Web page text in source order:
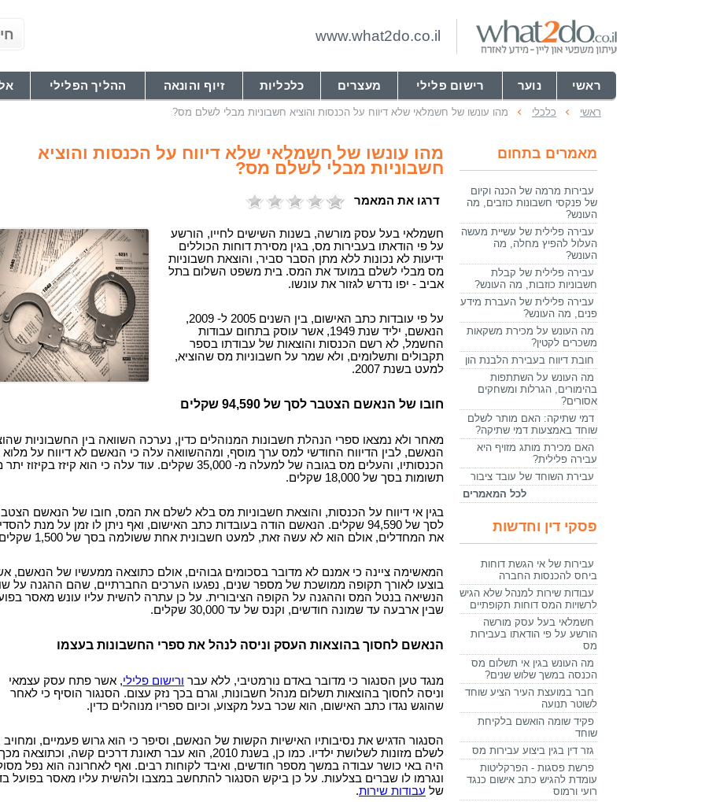
www.what2do.co.il
ראשי נוער רישום פלילי מעצרים כלכליות זיוף והונאה ההליך הפלילי
ראשי כלכלי מהו עונשו של חשמלאי שלא דיווח על הכנסות והוציא חשבוניות מבלי לשלם מס?
מהו עונשו של חשמלאי שלא דיווח על הכנסות והוציא
חשבוניות מבלי לשלם מס?
דרגו את המאמר
חשמלאי בעל עסק מורשה, בשנות השישים לחייו, הורשע
על פי הודאתו בעבירות מס, בגין מסירת דוחות הכוללים
ידיעות לא נכונות ללא מתן הסבר סביר, והוצאת חשבוניות
מס מבלי לשלם במועד את המס. בית משפט השלום בתל
אביב - יפו נדרש לגזור את עונשו.
על פי עובדות כתב האישום, בין השנים 2005 ל- 2009,
הנאשם, יליד שנת 1949, אשר עוסק בתחום עבודות
החשמל, לא רשם הכנסות והוצאות של עבודתו בספר
תקבולים ותשלומים, ולא שמר על חשבוניות מס שהוציא,
למעט בשנת 2007.
חובו של הנאשם הצטבר לסך של 94,590 שקלים
מאחר ולא נמצאו ספרי הנהלת חשבונות המנוהלים כדין, נערכה השוואה בין החשבוניות
הנאשם, לבין הדיווח החודשי למס ערך מוסף, ומההשוואה עלה כי הנאשם לא דיווח על מלוא
הכנסותיו, והעלים מס בגובה של למעלה מ- 35,000 שקלים. עוד עלה כי הוא קיזז בקיזוז
תשומות בסך של 18,000 שקלים.
בגין אי דיווח על הכנסות, והוצאת חשבוניות מס בלא לשלם את המס, חובו של הנאשם
לסך של 94,590 שקלים. הנאשם הודה בעובדות כתב האישום, ואף ניתן לו זמן על מנת
את המחדלים, אולם הוא לא עשה זאת, למעט חשבונית אחת ששולמה בסך של 1,500 שקלים.
המאשימה ציינה כי אמנם לא מדובר בסכומים גבוהים, אולם כתוצאה ממעשיו של הנאשם,
בוצעו לאורך תקופה ממושכת של מספר שנים, נפגעו הערכים החברתיים, שהם ההגנה על
הנשיאה בנטל המס וההגנה על הקופה הציבורית. על כן עתרה להשית עליו עונש מאסר
שבין ארבעה עד שמונה חודשים, וקנס של עד 30,000 שקלים.
הנאשם לחסוך בהוצאות העסק וניסה לנהל את ספרי החשבונות בעצמו
מנגד טען הסנגור כי מדובר באדם נורמטיבי, ללא עבר ורישום פלילי, אשר פתח עסק עצמאי
וניסה לחסוך בהוצאות תשלום מנהל חשבונות, וגרם בכך נזק עצום. הסנגור הוסיף כי לאחר
שהוגש נגדו כתב האישום, הוא שכר בעל מקצוע, וכיום ספריו מנוהלים כדין.
הסנגור הדגיש את נסיבותיו האישיות הקשות של הנאשם, וסיפר כי הוא גרוש פעמיים, ומחויב
לשלם מזונות לשלושת ילדיו. כמו כן, בשנת 2010, הוא עבר תאונת דרכים קשה, וכתוצאה מכך
היה באי כושר עבודה במשך מספר חודשים, ואיבד לקוחות רבים. ואף לאחרונה הוא נפל
ונגרמו לו שברים בצלעות. על כן ביקש הסנגור להתחשב במצבו ולהשית עליו מאסר בפועל
של עבודות שירות.
מאמרים בתחום
עבירות מרמה של הכנה וקיום
של פנקסי חשבונות כוזבים, מה
העונש?
עבירה פלילית של עשיית מעשה
העלול להפיץ מחלה, מה
העונש?
עבירה פלילית של קבלת
חשבוניות כוזבות, מה העונש?
עבירה פלילית של העברת מידע
פנים, מה העונש?
מה העונש על מכירת משקאות
משכרים לקטין?
חובת דיווח בעבירת הלבנת הון
מה העונש על השתתפות
בהימורים, הגרלות ומשחקים
אסורים?
דמי שתיקה: האם מותר לשלם
שוחד באמצעות דמי שתיקה?
האם מכירת מותג מזויף היא
עבירה פלילית?
עבירת השוחד של עובד ציבור
לכל המאמרים
פסקי דין וחדשות
עבירות של אי הגשת דוחות
ביחס להכנסות החברה
עבודות שירות למנהל שלא הגיש
לרשויות המס דוחות תקופתיים
חשמלאי בעל עסק מורשה
הורשע על פי הודאתו בעבירות
מס
מה העונש בגין אי תשלום מס
הכנסה במשך שלוש שנים?
חבר במועצת העיר הציע שוחד
לשוטר תנועה
פקיד שומה הואשם בלקיחת
שוחד
גזר דין בגין ביצוע עבירות מס
פרשת פסגות - הפרקליטות
עומדת להגיש כתב אישום כנגד
רועי ורמוס